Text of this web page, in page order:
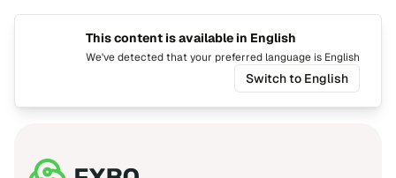
Início
This content is available in English
We've detected that your preferred language is English
Switch to English